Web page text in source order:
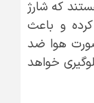
که شارژ
و باعث
هوا ضد
خواهد